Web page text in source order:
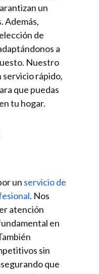
un
Además,
de
a
Nuestro
servicio rápido,
que puedas
tu hogar.
un servicio de
. Nos
atención
en
sin
que